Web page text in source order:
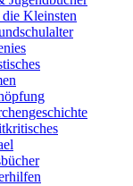
Kleinsten